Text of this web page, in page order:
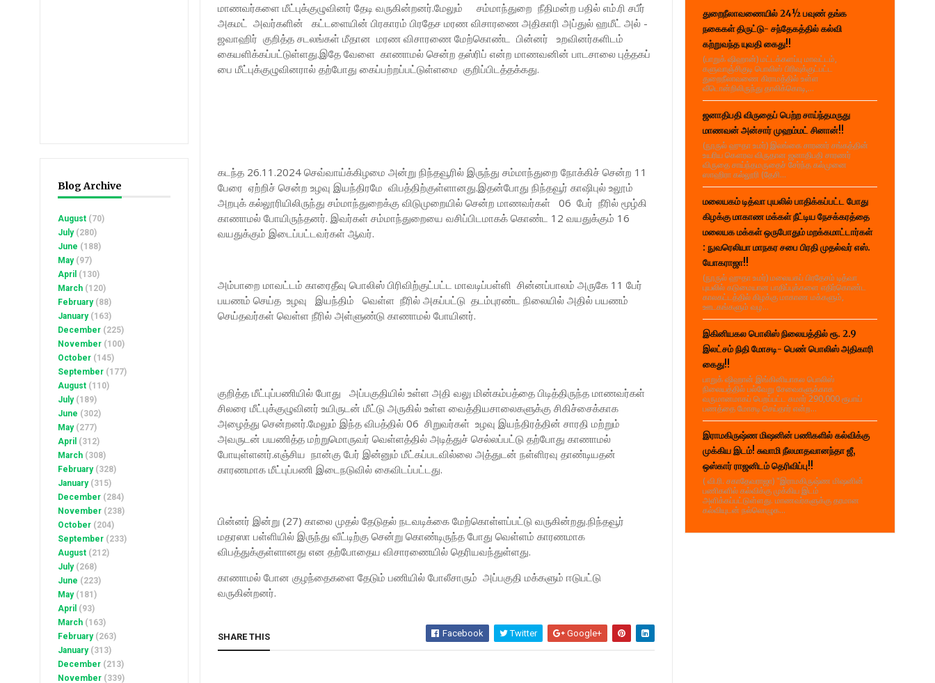
Blog Archive
August (70)
July(280)
June (188)
May(97)
April (130)
March (120)
February(88)
January(163)
December (225)
November (100)
October (145)
September (177)
August (110)
July(189)
June (302)
May(277)
April (312)
March (308)
February(328)
January(315)
December (284)
November (238)
October (204)
September (233)
August (212)
July(268)
June (223)
May(181)
April (93)
March (163)
February(263)
January(313)
December (213)
November (339)
மாணவர்களை மீட்புக்குழுவினர் தேடி வருகின்றனர்.மேலும் சம்மாந்துறை நீதிமன்ற பதில் எம்.ரி சபீர்
அகமட் அவர்களின் கட்டளையின் பிரகாரம் பிரதேச மரண விசாரணை அதிகாரி அப்துல் ஹமீட் அல் -
ஜவாஹிர் குறித்த சடலங்கள் மீதான மரண விசாரணை மேற்கொண்ட பின்னர் உறவினர்களிடம்
கையளிக்கப்பட்டுள்ளது.இதே வேளை காணாமல் சென்ற தஸ்ரிப் என்ற மாணவனின் பாடசாலை புத்தகப்
பை மீட்புக்குழுவினரால் தற்போது கைப்பற்றப்பட்டுள்ளமை குறிப்பிடத்தக்கது.
கடந்த 26.11.2024 செவ்வாய்க்கிழமை அன்று நிந்தவூரில் இருந்து சம்மாந்துறை நோக்கிச் சென்ற 11
பேரை ஏற்றிச் சென்ற உழவு இயந்திரமே விபத்திற்குள்ளானது.இதன்போது நிந்தவூர் காஷிபுல் உலூம்
அறபுக் கல்லூரியிலிருந்து சம்மாந்துறைக்கு விடுமுறையில் சென்ற மாணவர்கள் 06 பேர் நீரில் மூழ்கி
காணாமல் போயிருந்தனர். இவர்கள் சம்மாந்துறையை வசிப்பிடமாகக் கொண்ட 12 வயதுக்கும் 16
வயதுக்கும் இடைப்பட்டவர்கள் ஆவர்.
அம்பாறை மாவட்டம் காரைதீவு பொலிஸ் பிரிவிற்குட்பட்ட மாவடிப்பள்ளி சின்னப்பாலம் அருகே 11 பேர்
பயணம் செய்த உழவு இயந்திம் வெள்ள நீரில் அகப்பட்டு தடம்புரண்ட நிலையில் அதில் பயணம்
செய்தவர்கள் வெள்ள நீரில் அள்ளுண்டு காணாமல் போயினர்.
குறித்த மீட்புப்பணியில் போது அப்பகுதியில் உள்ள அதி வலு மின்கம்பத்தை பிடித்திருந்த மாணவர்கள்
சிலரை மீட்புக்குழுவினர் உயிருடன் மீட்டு அருகில் உள்ள வைத்தியசாலைகளுக்கு சிகிச்சைக்காக
அழைத்து சென்றனர்.மேலும் இந்த விபத்தில் 06 சிறுவர்கள் உழவு இயந்திரத்தின் சாரதி மற்றும்
அவருடன் பயணித்த மற்றுமொருவர் வெள்ளத்தில் அடித்துச் செல்லப்பட்டு தற்போது காணாமல்
போயுள்ளனர்.எஞ்சிய நான்கு பேர் இன்னும் மீட்கப்படவில்லை அத்துடன் நள்ளிரவு தாண்டியதன்
காரணமாக மீட்புப்பணி இடைநடுவில் கைவிடப்பட்டது.
பின்னர் இன்று (27) காலை முதல் தேடுதல் நடவடிக்கை மேற்கொள்ளப்பட்டு வருகின்றது.நிந்தவூர்
மதரஸா பள்ளியில் இருந்து வீட்டிற்கு சென்று கொண்டிருந்த போது வெள்ளம் காரணமாக
விபத்துக்குள்ளானது என தற்போதைய விசாரணையில் தெரியவந்துள்ளது.
காணாமல் போன குழந்தைகளை தேடும் பணியில் போலீசாரும் அப்பகுதி மக்களும் ஈடுபட்டு
வருகின்றனர்.
SHARE THIS Facebook Twitter Google+
துறைநீலாவணையில் 24½ பவுண் தங்க
நகைகள் திருட்டு- சந்தேகத்தில் கல்வி
கற்றுவந்த யுவதி கைது!!
(பாறுக் ஷிஹான்) மட்டக்களப்பு மாவட்டம்,
களுவாஞ்சிகுடி பொலிஸ் பிரிவுக்குட்பட்ட
துறைநீலாவணை கிராமத்தில் உள்ள
வீடொன்றிலிருந்து தாலிக்கொடி,...
ஜனாதிபதி விருதைப் பெற்ற சாய்ந்தமருது
மாணவன் அன்சார் முஹம்மட் சினான்!!
(நூருல் ஹுதா உமர்) இலங்கை சாரணர் சங்கத்தின்
உயரிய கௌரவ விருதான ஜனாதிபதி சாரணர்
விருதை சாய்ந்தமருதைச் சேர்ந்த கல்முனை
ஸாஹிரா கல்லூரி (தேசி...
மலையகம் டித்வா புயலில் பாதிக்கப்பட்ட போது
கிழக்கு மாகாண மக்கள் நீட்டிய நேசக்கரத்தை
மலையக மக்கள் ஒருபோதும் மறக்கமாட்டார்கள்
: நுவரெலியா மாநகர சபை பிரதி முதல்வர் எஸ்.
யோகராஜா!!
(நூருல் ஹுதா உமர்) மலையகப் பிரதேசம் டித்வா
புயலில் கடுமையான பாதிப்புக்களை எதிர்கொண்ட
காலகட்டத்தில் கிழக்கு மாகாண மக்களும்,
ஊடகங்களும் வழ...
இகினியகல பொலிஸ் நிலையத்தில் ரூ. 2.9
இலட்சம் நிதி மோசடி- பெண் பொலிஸ் அதிகாரி
கைது!!
பாறுக் ஷிஹான் இங்கினியாகல பொலிஸ்
நிலையத்தில் பல்வேறு சேவைகளுக்காக
வருமானமாகப் பெறப்பட்ட சுமார் 290,000 ரூபாய்
பணத்தை மோசடி செய்தார் என்ற...
இராமகிருஷ்ண மிஷனின் பணிகளில் கல்விக்கு
முக்கிய இடம்! சுவாமி நீலமாதவானந்தா ஜீ,
ஒஸ்கார் ராஜனிடம் தெரிவிப்பு!!
( வி.ரி. சகாதேவராஜா) "இராமகிருஷ்ண மிஷனின்
பணிகளில் கல்விக்கு முக்கிய இடம்
அளிக்கப்பட்டுள்ளது. மாணவர்களுக்கு தரமான
கல்வியுடன் நல்லொழுக...